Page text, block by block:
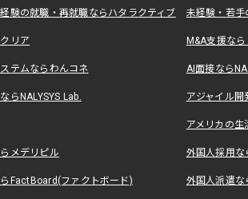
験の就職・再就職ならハタラクティブ 未経験・若手
リア M&A支援な
テムならわんコネ AI面接なら
らNALYSYS Lab. アジャイル
アメリカの
メデリピル 外国人採用
FactBoard(ファクトボード) 外国人派遣な